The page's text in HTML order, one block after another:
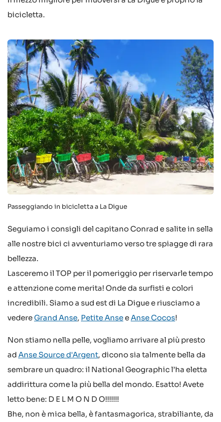
bicicletta.
Passeggiando in bicicletta a La Digue
Seguiamo i consigli del capitano Conrad e salite in sella
alle nostre bici ci avventuriamo verso tre spiagge di rara
bellezza.
Lasceremo il TOP per il pomeriggio per riservarle tempo
e attenzione come merita! Onde da surfisti e colori
incredibili. Siamo a sud est di La Digue e riusciamo a
vedereGrand Anse, Petite AnseeAnse Cocos!
Non stiamo nella pelle, vogliamo arrivare al più presto
ad Anse Source d'Argent, dicono sia talmente bella da
sembrare un quadro: il National Geographic l’ha eletta
addirittura come la più bella del mondo. Esatto! Avete
letto bene: D E L M O N D O!!!!!!!
Bhe, non è mica bella, è fantasmagorica, strabiliante, da